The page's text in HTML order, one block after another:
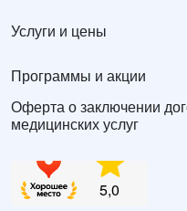
Услуги и цены
Программы и акции
Оферта о заключении
медицинских услуг